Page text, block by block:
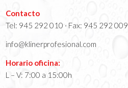
Contacto
Tel: 945 292 010 · Fax: 945 292 009
info@klinerprofesional.com
Horario oficina:
L – V: 7:00 a 15:00h